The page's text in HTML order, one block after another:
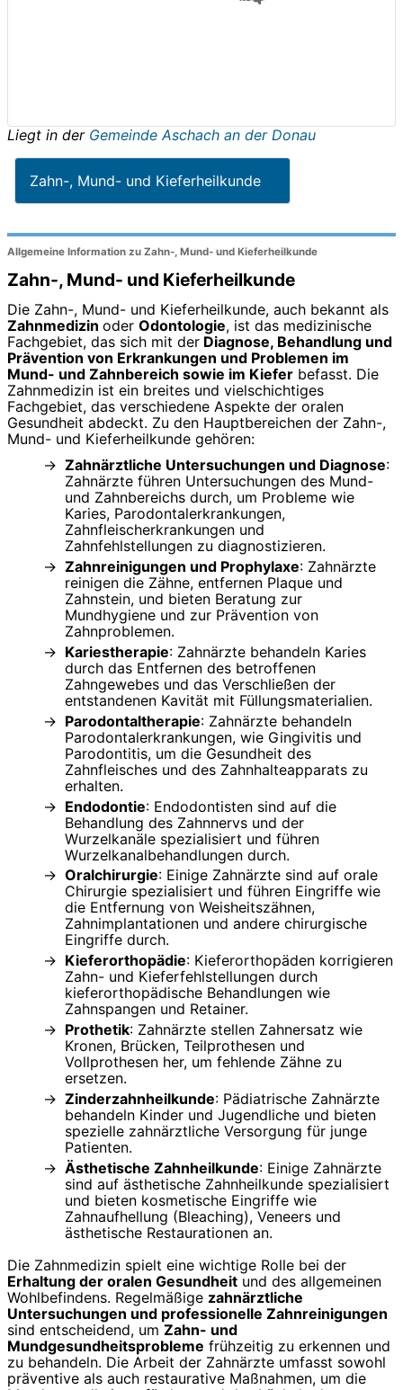
Liegt in der Gemeinde Aschach an der Donau
Zahn-, Mund- und Kieferheilkunde
Allgemeine Information zu Zahn-, Mund- und Kieferheilkunde
Zahn-, Mund- und Kieferheilkunde
Die Zahn-, Mund- und Kieferheilkunde, auch bekannt als
Zahnmedizin oder Odontologie, ist das medizinische
Fachgebiet, das sich mit der Diagnose, Behandlung und
Prävention von Erkrankungen und Problemen im
Mund- und Zahnbereich sowie im Kiefer befasst. Die
Zahnmedizin ist ein breites und vielschichtiges
Fachgebiet, das verschiedene Aspekte der oralen
Gesundheit abdeckt. Zu den Hauptbereichen der Zahn-,
Mund- und Kieferheilkunde gehören:
Zahnärztliche Untersuchungen und Diagnose:
Zahnärzte führen Untersuchungen des Mund-
und Zahnbereichs durch, um Probleme wie
Karies, Parodontalerkrankungen,
Zahnfleischerkrankungen und
Zahnfehlstellungen zu diagnostizieren.
Zahnreinigungen und Prophylaxe: Zahnärzte
reinigen die Zähne, entfernen Plaque und
Zahnstein, und bieten Beratung zur
Mundhygiene und zur Prävention von
Zahnproblemen.
Kariestherapie: Zahnärzte behandeln Karies
durch das Entfernen des betroffenen
Zahngewebes und das Verschließen der
entstandenen Kavität mit Füllungsmaterialien.
Parodontaltherapie: Zahnärzte behandeln
Parodontalerkrankungen, wie Gingivitis und
Parodontitis, um die Gesundheit des
Zahnfleisches und des Zahnhalteapparats zu
erhalten.
Endodontie: Endodontisten sind auf die
Behandlung des Zahnnervs und der
Wurzelkanäle spezialisiert und führen
Wurzelkanalbehandlungen durch.
Oralchirurgie: Einige Zahnärzte sind auf orale
Chirurgie spezialisiert und führen Eingriffe wie
die Entfernung von Weisheitszähnen,
Zahnimplantationen und andere chirurgische
Eingriffe durch.
Kieferorthopädie: Kieferorthopäden korrigieren
Zahn- und Kieferfehlstellungen durch
kieferorthopädische Behandlungen wie
Zahnspangen und Retainer.
Prothetik: Zahnärzte stellen Zahnersatz wie
Kronen, Brücken, Teilprothesen und
Vollprothesen her, um fehlende Zähne zu
ersetzen.
Zinderzahnheilkunde: Pädiatrische Zahnärzte
behandeln Kinder und Jugendliche und bieten
spezielle zahnärztliche Versorgung für junge
Patienten.
Ästhetische Zahnheilkunde: Einige Zahnärzte
sind auf ästhetische Zahnheilkunde spezialisiert
und bieten kosmetische Eingriffe wie
Zahnaufhellung (Bleaching), Veneers und
ästhetische Restaurationen an.
Die Zahnmedizin spielt eine wichtige Rolle bei der
Erhaltung der oralen Gesundheit und des allgemeinen
Wohlbefindens. Regelmäßige zahnärztliche
Untersuchungen und professionelle Zahnreinigungen
sind entscheidend, um Zahn- und
Mundgesundheitsprobleme frühzeitig zu erkennen und
zu behandeln. Die Arbeit der Zahnärzte umfasst sowohl
präventive als auch restaurative Maßnahmen, um die